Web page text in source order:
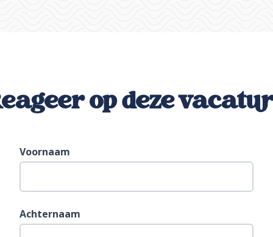
op deze
Voornaam
Achternaam